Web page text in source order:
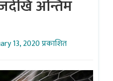
अन्तिम
13, 2020 प्रकाशित